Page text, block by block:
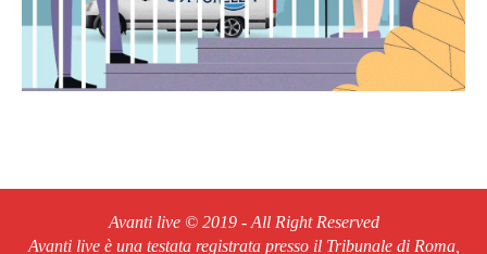
Avanti live © 2019 - All Right Reserved
Avanti live è una testata registrata presso il Tribunale di Roma,